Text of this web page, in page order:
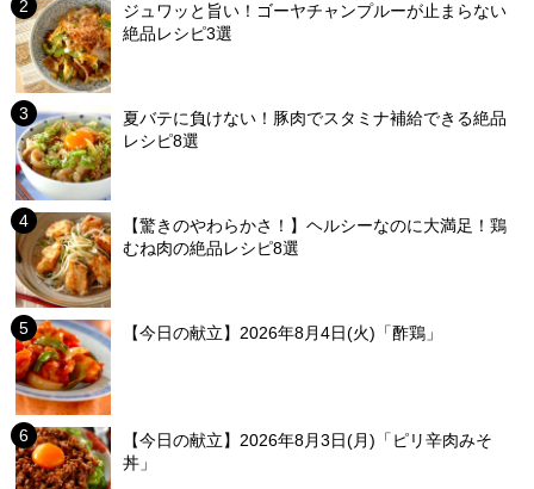
ジュワッと旨い！ゴーヤチャンプルーが止まらない
絶品レシピ3選
夏バテに負けない！豚肉でスタミナ補給できる絶品
レシピ8選
【驚きのやわらかさ！】ヘルシーなのに大満足！鶏
むね肉の絶品レシピ8選
【今日の献立】2026年8月4日(火)「酢鶏」
【今日の献立】2026年8月3日(月)「ピリ辛肉みそ
丼」